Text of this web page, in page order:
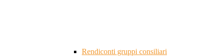
Rendiconti gruppi consiliari